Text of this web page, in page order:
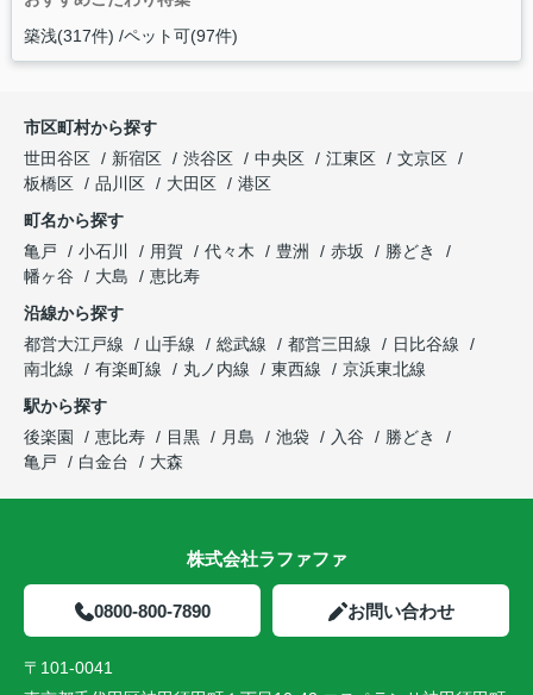
築浅(317件) ペット可(97件)
市区町村から探す
世田谷区
新宿区 渋谷区 中央区 江東区
文京区
板橋区
品川区 大田区
港区
町名から探す
亀戸
小石川 用賀 代々木 豊洲 赤坂
勝どき
幡ヶ谷
大島
恵比寿
沿線から探す
都営大江戸線
山手線 総武線 都営三田線
日比谷線
南北線
有楽町線 丸ノ内線 東西線
京浜東北線
駅から探す
後楽園
恵比寿 目黒 月島 池袋 入谷
勝どき
亀戸
白金台 大森
株式会社ラファファ
0800-800-7890 お問い合わせ
〒101-0041